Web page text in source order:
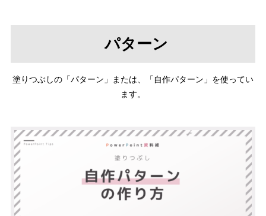
パターン
塗りつぶしの「パターン」または、「自作パターン」を使ってい
ます。